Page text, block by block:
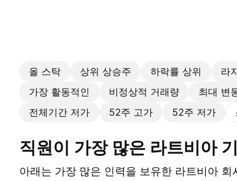
올 스탁 상위 상승주 하락률 상위 라
가장 활동적인
비정상적 거래량 최대 변
전체기간 저가
52주 고가 52주 저가
직원이 가장 많은 라트비아
아래는 가장 많은 인력을 보유한 라트비아 회